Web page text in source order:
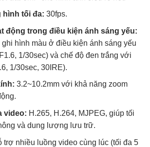
hình tối đa: 30fps.
động trong điều kiện ánh sáng yếu:
ghi hình màu ở điều kiện ánh sáng yếu
1/30sec) và chế độ đen trắng với
1/30sec, 30IRE).
3.2~10.2mm với khả năng zoom
video: H.265, H.264, MJPEG, giúp tối
và dung lượng lưu trữ.
trợ nhiều luồng video cùng lúc (tối đa 5